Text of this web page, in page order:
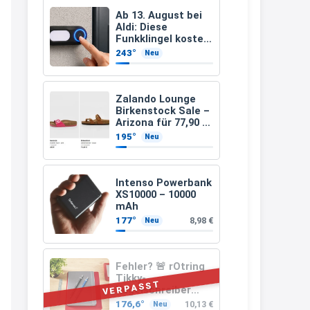
Ab 13. August bei
Aldi: Diese
Funkklingel kostet
nur 3,49 Euro
243° Neu
Zalando Lounge
Birkenstock Sale –
Arizona für 77,90 €
statt 120 €
195° Neu
Intenso Powerbank
XS10000 – 10000
mAh
177° Neu 8,98 €
VERPASST
Fehler? 🚨 rOtring
Tikky-
Kugelschreiber
blaue Tinte
176,6° Neu 10,13 €
müsste schon stornieren und
nochmal bestellen, da man
Rabattcodes oder auch
Geschenkgutscheine im
Warenkorb oder an der Kasse
VOR dem Kauf einlösen kann.
17:06
↩
Och siche den Gutschein
fürmeggelebaguetts
Kerstin
Meggle bagett Gutschein code